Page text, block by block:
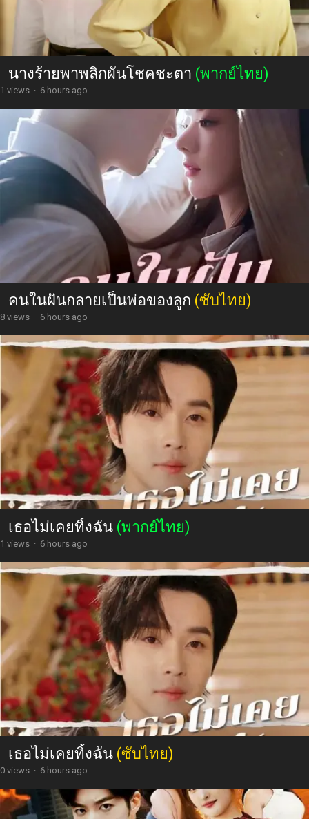
นางร้ายพาพลิกผันโชคชะตา (พากย์ไทย)
1 views · 6 hours ago
คนในฝันกลายเป็นพ่อของลูก (ซับไทย)
8 views · 6 hours ago
เธอไม่เคยทิ้งฉัน (พากย์ไทย)
1 views · 6 hours ago
เธอไม่เคยทิ้งฉัน (ซับไทย)
0 views · 6 hours ago